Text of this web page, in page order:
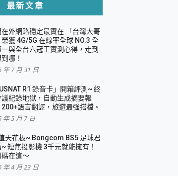
投影 & 煥彩流動 」的沈浸
滑鼠 開箱 評測
終極桌面體驗
！
最新文章
在外網路穩定最實在 「台灣大哥
獲 4G/5G 在線率全球 NO.3 全
一與全台六冠王實測心得，走到
哪！
年 7 月 31 日
R1 錄音卡」開箱評測~ 終
紀錄地獄，自動生成摘要報
語言翻譯，旅遊最強搭檔。
年 5 月 7 日
天花板~ Bongcom BS5 足球君
~ 短焦投影機 3千元就能擁有！
碼在這～
年 4 月 23 日